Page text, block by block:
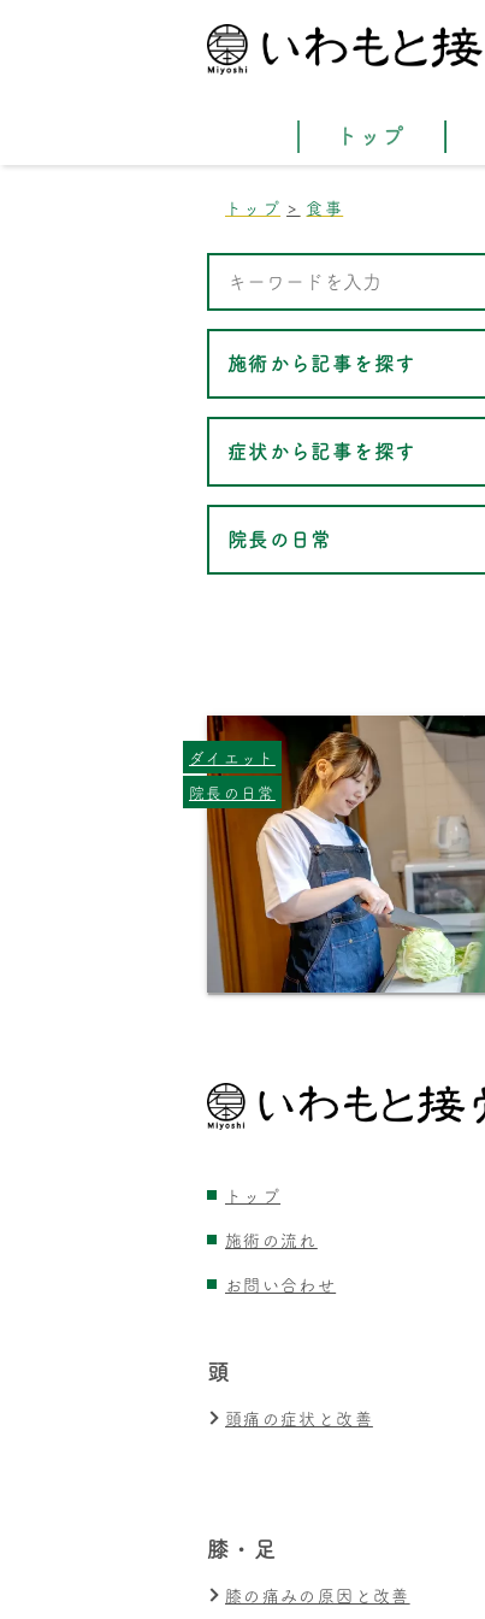
トップ
トップ 食事
施術から記事を探す
症状から記事を探す
院長の日常
ダイエット
院長の日常
トップ
施術の流れ
お問い合わせ
頭
頭痛の症状と改善
膝・足
膝の痛みの原因と改善